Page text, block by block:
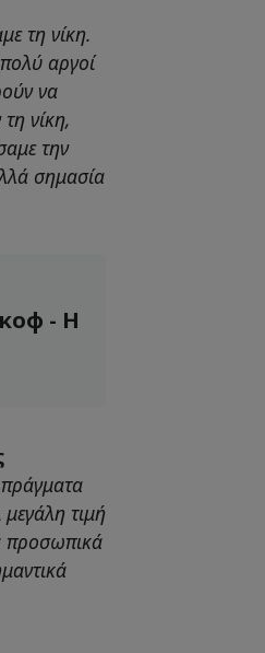
τη νίκη.
αργοί
να
νίκη,
την
σημασία
- Η
τιμή
προσωπικά